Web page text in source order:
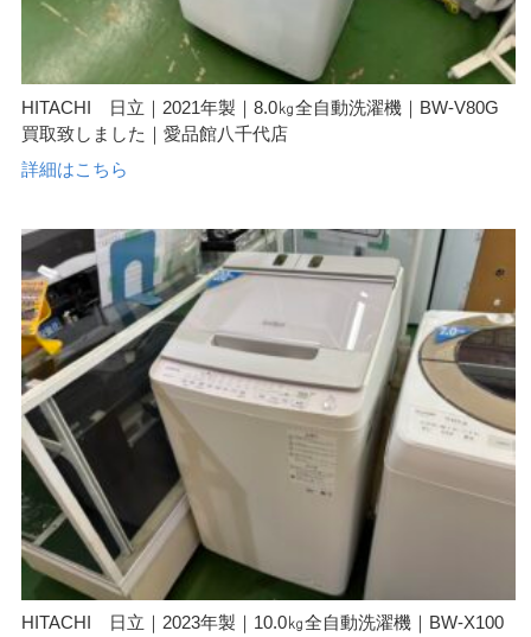
HITACHI 日立｜2021年製｜8.0㎏全自動洗濯機｜BW-V80G
買取致しました｜愛品館八千代店
詳細はこちら
HITACHI 日立｜2023年製｜10.0㎏全自動洗濯機｜BW-X100